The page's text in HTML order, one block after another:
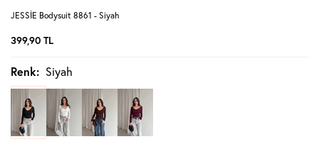
JESSİE Bodysuit 8861 - Siyah
399,90 TL
Renk: Siyah